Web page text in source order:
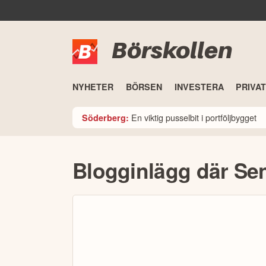
Börskollen
NYHETER BÖRSEN INVESTERA
Söderberg: En viktig pusselbit i portföljbygget
Blogginlägg där